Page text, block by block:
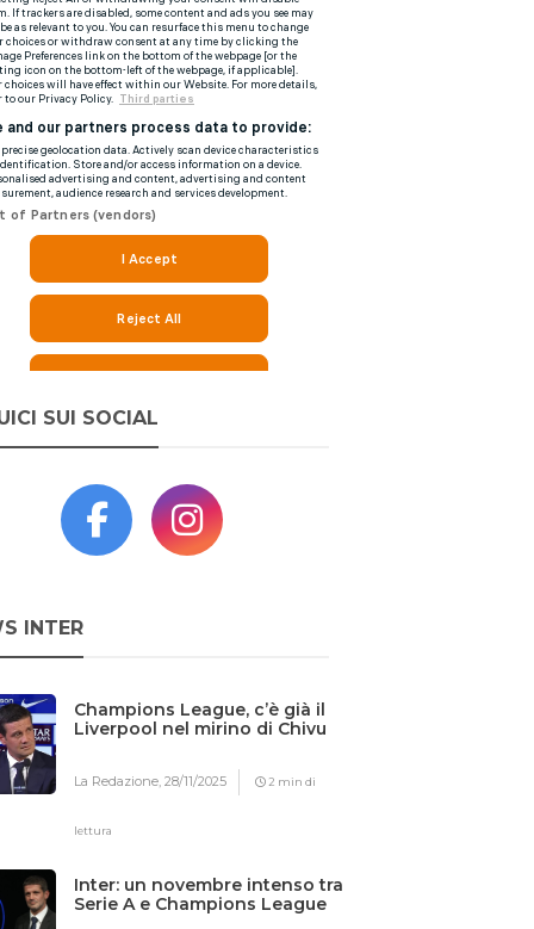
SUI SOCIAL
INTER
Champions League, c’è già il
Liverpool nel mirino di Chivu
La Redazione,28/11/2025 2 min di
lettura
Inter: un novembre intenso tra
Serie A e Champions League